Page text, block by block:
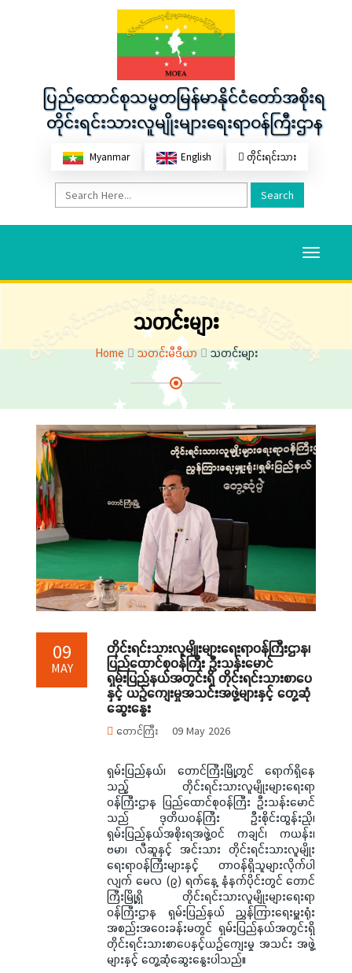
ပြည်ထောင်စုသမ္မတမြန်မာနိုင်ငံတော်အစိုးရ
တိုင်းရင်းသားလူမျိုးများရေးရာဝန်ကြီးဌာန
Myanmar English တိုင်းရင်းသား
Search
Toggle
သတင်းများ
Home သတင်းမီဒီယာ သတင်းများ
09
MAY
တိုင်းရင်းသားလူမျိုးများရေးရာဝန်ကြီးဌာန၊
ပြည်ထောင်စုဝန်ကြီး ဦးသန်းမောင်
ရှမ်းပြည်နယ်အတွင်းရှိ တိုင်းရင်းသားစာပေ
နှင့် ယဉ်ကျေးမှုအသင်းအဖွဲ့များနှင့် တွေ့ဆုံ
ဆွေးနွေး
တောင်ကြီး 09 May 2026
ရှမ်းပြည်နယ်၊ တောင်ကြီးမြို့တွင် ရောက်ရှိနေ
သည့် တိုင်းရင်းသားလူမျိုးများရေးရာ
ဝန်ကြီးဌာန ပြည်ထောင်စုဝန်ကြီး ဦးသန်းမောင်
သည် ဒုတိယဝန်ကြီး ဦးစိုင်းထွန်းညို၊
ရှမ်းပြည်နယ်အစိုးရအဖွဲ့ဝင် ကချင်၊ ကယန်း၊
ဗမာ၊ လီဆူနှင့် အင်းသား တိုင်းရင်းသားလူမျိုး
ရေးရာဝန်ကြီးများနှင့် တာဝန်ရှိသူများလိုက်ပါ
လျက် မေလ (၉) ရက်နေ့ နံနက်ပိုင်းတွင် တောင်
ကြီးမြို့ရှိ တိုင်းရင်းသားလူမျိုးများရေးရာ
ဝန်ကြီးဌာန ရှမ်းပြည်နယ် ညွှန်ကြားရေးမှူးရုံး
အစည်းအဝေးခန်းမတွင် ရှမ်းပြည်နယ်အတွင်းရှိ
တိုင်းရင်းသားစာပေနှင့်ယဉ်ကျေးမှု အသင်း အဖွဲ့
များနှင့် တွေ့ဆုံဆွေးနွေးပါသည်။